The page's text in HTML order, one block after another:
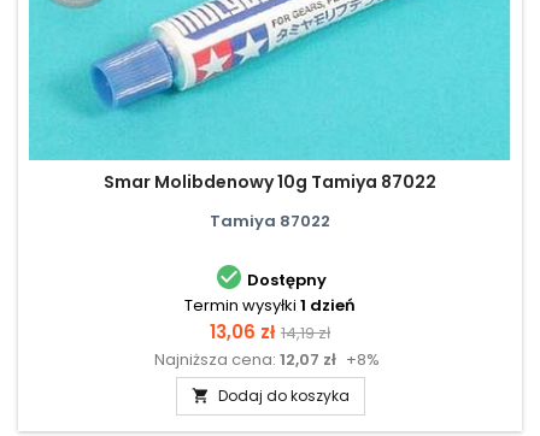
Smar Molibdenowy 10g Tamiya 87022
Tamiya 87022
 Dostępny
Termin wysyłki 1 dzień
Cena
13,06 zł Cena
podstawowa
14,19 zł
Najniższa cena: 12,07 zł +8%
 Dodaj do koszyka